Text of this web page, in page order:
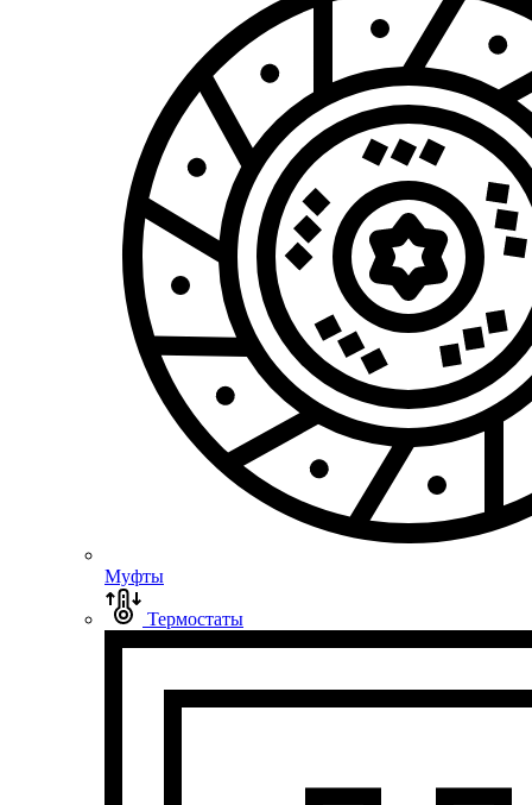
Муфты
Термостаты